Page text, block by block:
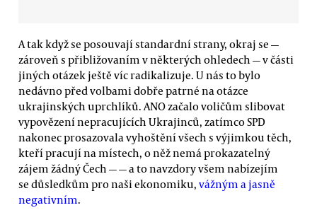
A tak když se posouvají standardní strany, okraj se —
zároveň s přibližovaním v některých ohledech — v části
jiných otázek ještě víc radikalizuje. U nás to bylo
nedávno před volbami dobře patrné na otázce
ukrajinských uprchlíků. ANO začalo voličům slibovat
vypovězení nepracujících Ukrajinců, zatímco SPD
nakonec prosazovala vyhoštění všech s výjimkou těch,
kteří pracují na místech, o něž nemá prokazatelný
zájem žádný Čech — — a to navzdory všem nabízejím
se důsledkům pro naši ekonomiku, vážným a jasně
negativním.